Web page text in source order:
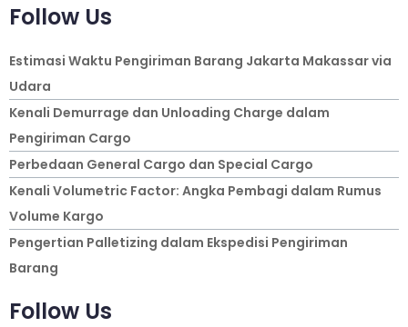
Follow Us
Estimasi Waktu Pengiriman Barang Jakarta Makassar via
Udara
Kenali Demurrage dan Unloading Charge dalam
Pengiriman Cargo
Perbedaan General Cargo dan Special Cargo
Kenali Volumetric Factor: Angka Pembagi dalam Rumus
Volume Kargo
Pengertian Palletizing dalam Ekspedisi Pengiriman
Barang
Follow Us